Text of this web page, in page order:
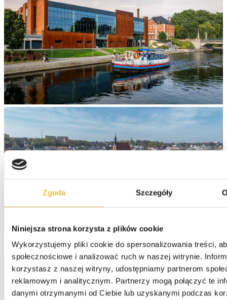
Zgoda Szczegóły
Niniejsza strona korzysta z plików cookie
Wykorzystujemy pliki cookie do spersonalizowania treści,
społecznościowe i analizować ruch w naszej witrynie.
korzystasz z naszej witryny, udostępniamy partnerom
reklamowym i analitycznym. Partnerzy mogą połączyć te
danymi otrzymanymi od Ciebie lub uzyskanymi podczas